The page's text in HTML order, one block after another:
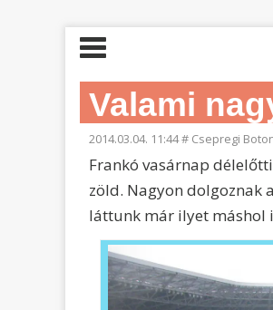
Valami
2014.03.04. 11:44# Csepregi
Frankó vasárnap
zöld. Nagyon dolgoznak
láttunk már ilyet máshol